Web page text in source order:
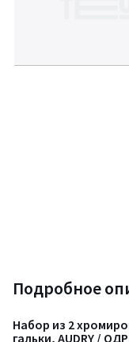
Подробное
Набор из 2
гальки, AUDRY /